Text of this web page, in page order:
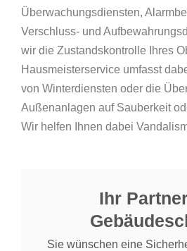
Überwachungsdiensten,
Verschluss- und
wir die Zustandskontrolle Ihres
Hausmeisterservice umfasst
von Winterdiensten oder die
Außenanlagen auf Sauberkeit
Wir helfen Ihnen dabei
Ihr
Sie wünschen eine